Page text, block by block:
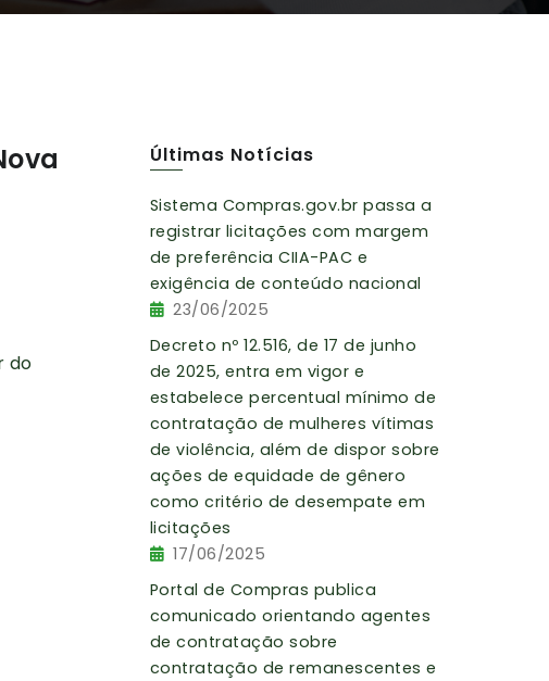
do
Últimas Notícias
Sistema Compras.gov.br passa a
registrar licitações com margem
de preferência CIIA-PAC e
exigência de conteúdo nacional
23/06/2025
Decreto nº 12.516, de 17 de junho
de 2025, entra em vigor e
estabelece percentual mínimo de
contratação de mulheres vítimas
de violência, além de dispor sobre
ações de equidade de gênero
como critério de desempate em
licitações
17/06/2025
Portal de Compras publica
comunicado orientando agentes
de contratação sobre
contratação de remanescentes e